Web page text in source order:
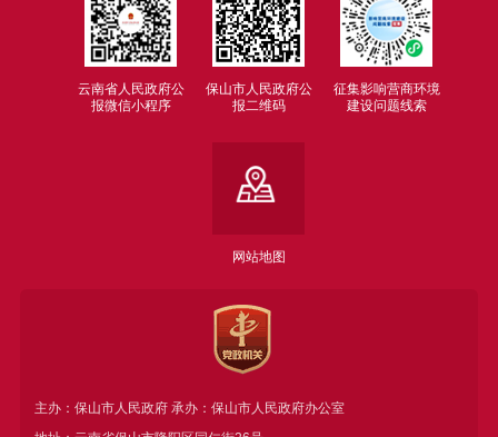
云南省人民政府公
报微信小程序
保山市人民政府公
报二维码
征集影响营商环境
建设问题线索
网站地图
主办：保山市人民政府 承办：保山市人民政府办公室